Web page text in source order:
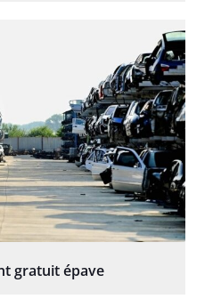
gratuit épave